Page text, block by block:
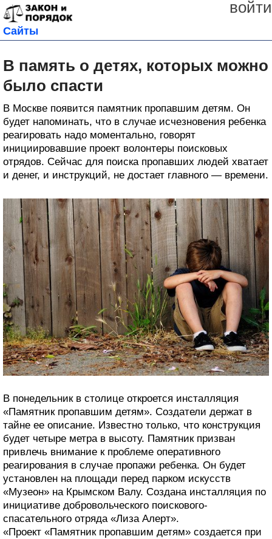
войти
Сайты
В память о детях, которых можно
было спасти
В Москве появится памятник пропавшим детям. Он
будет напоминать, что в случае исчезновения ребенка
реагировать надо моментально, говорят
инициировавшие проект волонтеры поисковых
отрядов. Сейчас для поиска пропавших людей хватает
и денег, и инструкций, не достает главного — времени.
В понедельник в столице откроется инсталляция
«Памятник пропавшим детям». Создатели держат в
тайне ее описание. Известно только, что конструкция
будет четыре метра в высоту. Памятник призван
привлечь внимание к проблеме оперативного
реагирования в случае пропажи ребенка. Он будет
установлен на площади перед парком искусств
«Музеон» на Крымском Валу. Создана инсталляция по
инициативе добровольческого поискового-
спасательного отряда «Лиза Алерт».
«Проект «Памятник пропавшим детям» создается при